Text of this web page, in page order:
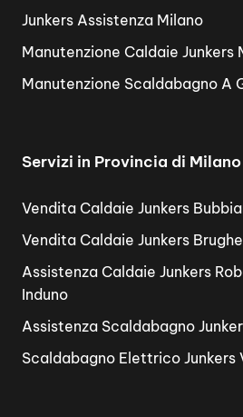
Junkers Assistenza Milano
Manutenzione Caldaie Junkers
Manutenzione Scaldabagno A
Servizi in Provincia di Milano
Vendita Caldaie Junkers
Vendita Caldaie Junkers
Assistenza Caldaie Junkers
Induno
Assistenza Scaldabagno
Scaldabagno Elettrico Junkers